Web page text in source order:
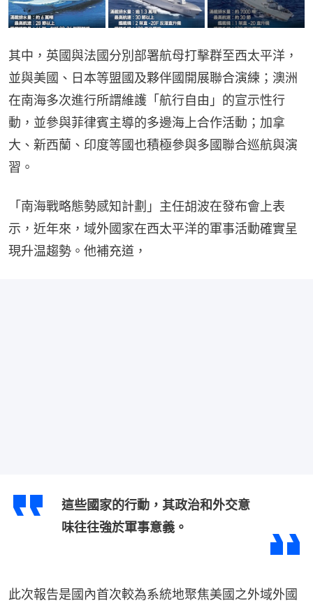
其中，英國與法國分別部署航母打擊群至西太平洋，
並與美國、日本等盟國及夥伴國開展聯合演練；澳洲
在南海多次進行所謂維護「航行自由」的宣示性行
動，並參與菲律賓主導的多邊海上合作活動；加拿
大、新西蘭、印度等國也積極參與多國聯合巡航與演
習。
「南海戰略態勢感知計劃」主任胡波在發布會上表
示，近年來，域外國家在西太平洋的軍事活動確實呈
現升温趨勢。他補充道，
這些國家的行動，其政治和外交意
味往往強於軍事意義。
此次報告是國內首次較為系統地聚焦美國之外域外國